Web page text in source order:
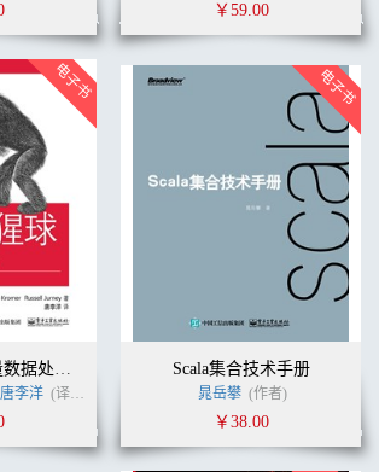
￥59.00
大数据猩球：海量数据处理实践指南
唐李洋 (译者)
Scala集合技术手册
晁岳攀 (作者)
￥38.00